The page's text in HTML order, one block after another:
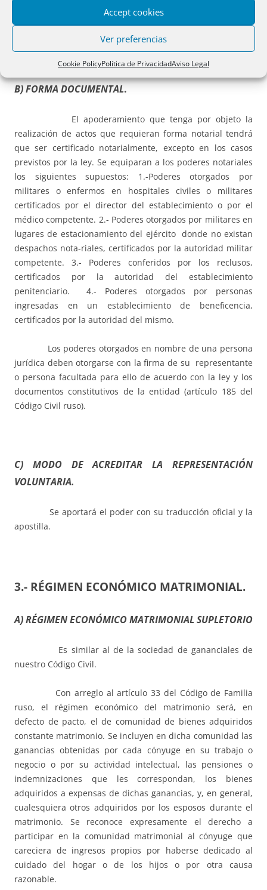
Accept cookies
Ver preferencias
Cookie PolicyPolítica de PrivacidadAviso Legal
facultades. También se extingue por muerte, incapacidad
B) FORMA DOCUMENTAL.
El apoderamiento que tenga por objeto la
realización de actos que requieran forma notarial tendrá
que ser certificado notarialmente, excepto en los casos
previstos por la ley. Se equiparan a los poderes notariales
los siguientes supuestos: 1.-Poderes otorgados por
militares o enfermos en hospitales civiles o militares
certificados por el director del establecimiento o por el
médico competente. 2.- Poderes otorgados por militares en
lugares de estacionamiento del ejército donde no existan
despachos nota-riales, certificados por la autoridad militar
competente. 3.- Poderes conferidos por los reclusos,
certificados por la autoridad del establecimiento
penitenciario. 4.- Poderes otorgados por personas
ingresadas en un establecimiento de beneficencia,
certificados por la autoridad del mismo.
Los poderes otorgados en nombre de una persona
jurídica deben otorgarse con la firma de su representante
o persona facultada para ello de acuerdo con la ley y los
documentos constitutivos de la entidad (artículo 185 del
Código Civil ruso).
C) MODO DE ACREDITAR LA REPRESENTACIÓN
VOLUNTARIA.
Se aportará el poder con su traducción oficial y la
apostilla.
3.- RÉGIMEN ECONÓMICO MATRIMONIAL.
A) RÉGIMEN ECONÓMICO MATRIMONIAL SUPLETORIO
Es similar al de la sociedad de gananciales de
nuestro Código Civil.
Con arreglo al artículo 33 del Código de Familia
ruso, el régimen económico del matrimonio será, en
defecto de pacto, el de comunidad de bienes adquiridos
constante matrimonio. Se incluyen en dicha comunidad las
ganancias obtenidas por cada cónyuge en su trabajo o
negocio o por su actividad intelectual, las pensiones o
indemnizaciones que les correspondan, los bienes
adquiridos a expensas de dichas ganancias, y, en general,
cualesquiera otros adquiridos por los esposos durante el
matrimonio. Se reconoce expresamente el derecho a
participar en la comunidad matrimonial al cónyuge que
careciera de ingresos propios por haberse dedicado al
cuidado del hogar o de los hijos o por otra causa
razonable.